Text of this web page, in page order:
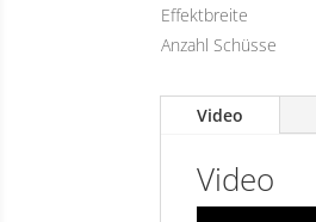
Effektbreite
Anzahl Schüsse
Video
Video